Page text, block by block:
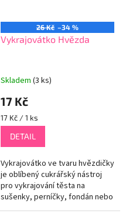
26 Kč –34 %
Vykrajovátko Hvězda
Skladem (3 ks)
17 Kč
Měrná
cena:
17 Kč / 1 ks
DETAIL
Vykrajovátko ve tvaru hvězdičky
je oblíbený cukrářský nástroj
pro vykrajování těsta na
sušenky, perníčky, fondán nebo
jiné pečivo ve tvaru hvězdy. Je